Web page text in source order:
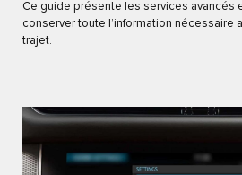
Ce guide présente les services avancés
conserver toute l’information nécessaire
trajet.